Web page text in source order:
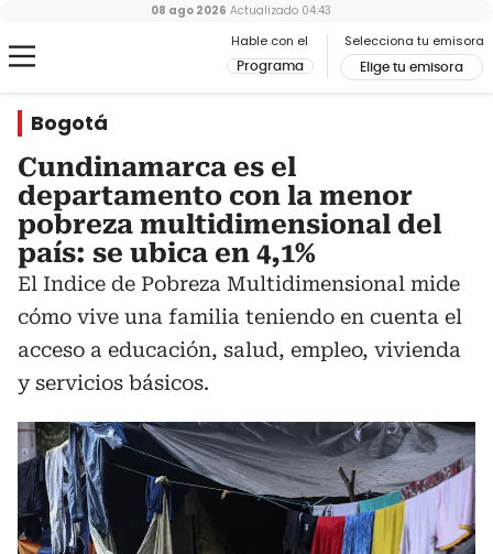
Hable con el
Programa
Selecciona tu emisora
Elige tu emisora
08 ago 2026 Actualizado 04:43
Bogotá
Cundinamarca es el
departamento con la menor
pobreza multidimensional del
país: se ubica en 4,1%
El Indice de Pobreza Multidimensional mide
cómo vive una familia teniendo en cuenta el
acceso a educación, salud, empleo, vivienda
y servicios básicos.